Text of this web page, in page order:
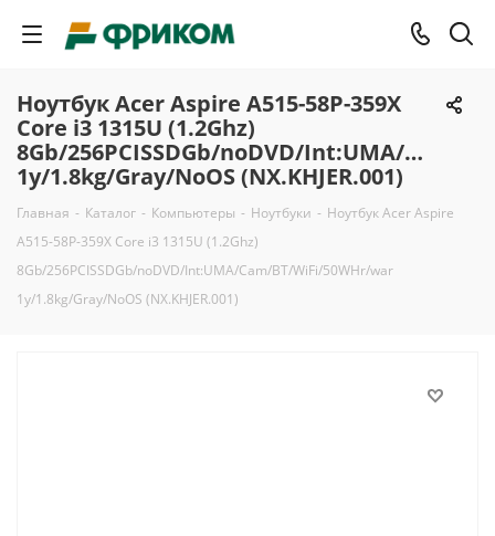
Ноутбук Acer Aspire A515-58P-359X
Core i3 1315U (1.2Ghz)
8Gb/256PCISSDGb/noDVD/Int:UMA/Cam/
1y/1.8kg/Gray/NoOS (NX.KHJER.001)
Главная - Каталог - Компьютеры - Ноутбуки - Ноутбук Acer Aspire
A515-58P-359X Core i3 1315U (1.2Ghz)
8Gb/256PCISSDGb/noDVD/Int:UMA/Cam/BT/WiFi/50WHr/war
1y/1.8kg/Gray/NoOS (NX.KHJER.001)